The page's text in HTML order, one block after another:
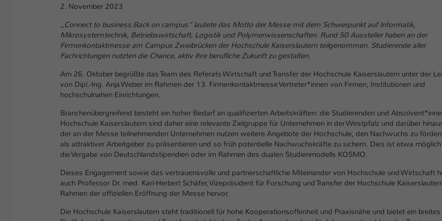
2. November 2023
„Connect to business.Back on campus“ lautete das Motto der Messe mit dem Schwerpunkt auf Informatik,
Mikrosystemtechnik, Betriebswirtschaft, Logistik und Polymerwissenschaften. Rund 50 Aussteller haben an der
Firmenkontaktmesse am Campus Zweibrücken der Hochschule Kaiserslautern teilgenommen. Studierende aller
Fachrichtungen nutzten die Chance, aktiv ihre berufliche Zukunft zu gestalten.
Am 26. Oktober begrüßte das Team des Referats Wirtschaft und Transfer der Hochschule Kaiserslautern unter der
von Dipl.-Ing. Anja Weber im Rahmen der 13. Firmenkontaktmesse Vertreter*innen von Firmen, Institutionen und
hochschulnahen Einrichtungen.
Branchenübergreifend besteht ein hoher Bedarf an qualifizierten Arbeitskräften: die Studierenden und
Hochschule Kaiserslautern sind daher eine relevante Zielgruppe für Unternehmen in der Westpfalz und darüber
der an der Messe teilnehmenden Unternehmen nutzen weitere Angebote der Hochschule, den Nachwuchs zu
als attraktiver Arbeitgeber zu präsentieren und so früh potentielle Nachwuchskräfte zu sichern. Dies ist etwa
die Vergabe von Deutschlandstipendien oder im Rahmen des dualen Studienmodells KOSMO.
Dieses Engagement sowie das vertrauensvolle und partnerschaftliche Miteinander von Hochschule und Wirtschaft
auch Professor Dr. med. Karl-Herbert Schäfer, Vizepräsident für Forschung und Transfer der Hochschule
Rahmen der offiziellen Eröffnung der Messe hervor.
Die Hochschule Kaiserslautern steht traditionell für hohe Kooperationsoffenheit und Praxisnähe und bietet ein breites
Name fe_typo_user / PHPSESSID
Laufzeit 1 Woche
Zweck
Dieses Cookie ist ein Standard-Session-Cookie
von TYPO3. Es speichert im Fall eines Intranet-
Logins die Session-ID. So kann der eingeloggte
Benutzer wiedererkannt werden und es wird
ihm Zugang zu geschützten Bereichen gewährt.
Name be_typo_user